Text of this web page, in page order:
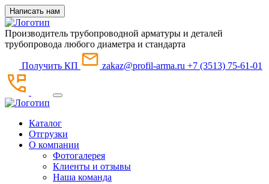
Написать нам
Производитель трубопроводной арматуры и деталей
трубопровода любого диаметра и стандарта
Получить КП zakaz@profil-arma.ru +7 (3513) 75-61-01
Каталог
Отгрузки
О компании
Фотогалерея
Клиенты и отзывы
Наша команда